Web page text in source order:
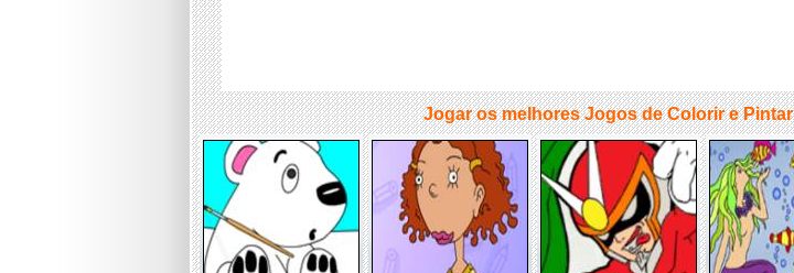
Jogar os melhores Jogos de Colorir e Pintar